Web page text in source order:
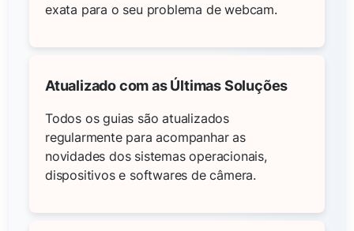
exata para o seu problema de webcam.
Atualizado com as Últimas Soluções
Todos os guias são atualizados
regularmente para acompanhar as
novidades dos sistemas operacionais,
dispositivos e softwares de câmera.